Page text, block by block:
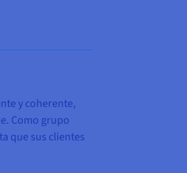
y coherente,
Como grupo
que sus clientes